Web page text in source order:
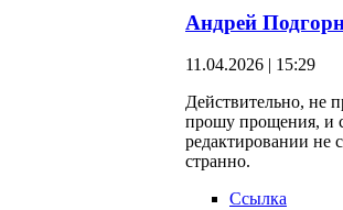
Андрей
11.04.2026 | 15:29
Действительно, не
прошу прощения, и
редактировании не
странно.
Ссылка